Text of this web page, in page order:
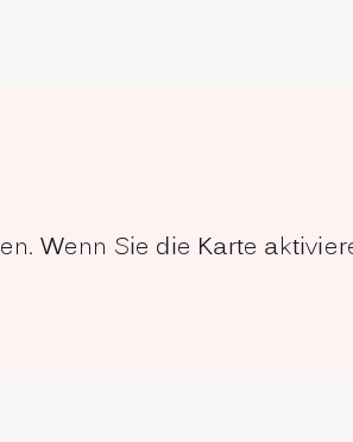
Wenn Sie die Karte